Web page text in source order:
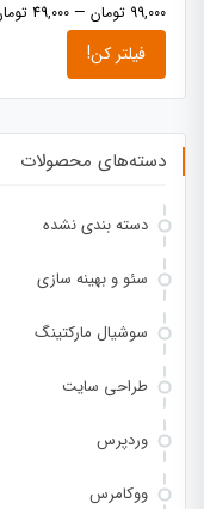
99,000 تومان — 49,000 تومان
فیلتر کن!
دسته‌های محصولات
دسته بندی نشده
سئو و بهینه سازی
سوشیال مارکتینگ
طراحی سایت
وردپرس
ووکامرس